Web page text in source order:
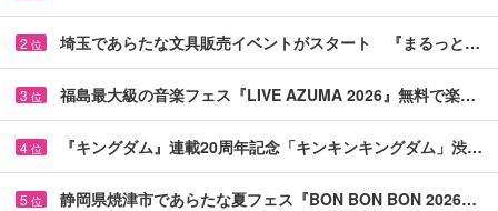
2 位 埼玉であらたな文具販売イベントがスタート 『まるっと…
3 位 福島最大級の音楽フェス『LIVE AZUMA 2026』無料で楽…
4 位 『キングダム』連載20周年記念「キンキンキングダム」渋…
5 位 静岡県焼津市であらたな夏フェス『BON BON BON 2026…